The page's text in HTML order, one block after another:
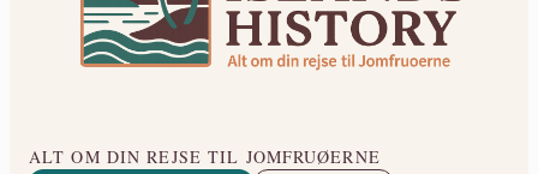
ALT OM DIN REJSE TIL JOMFRUØERNE